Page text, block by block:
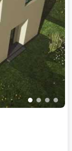
• • • •